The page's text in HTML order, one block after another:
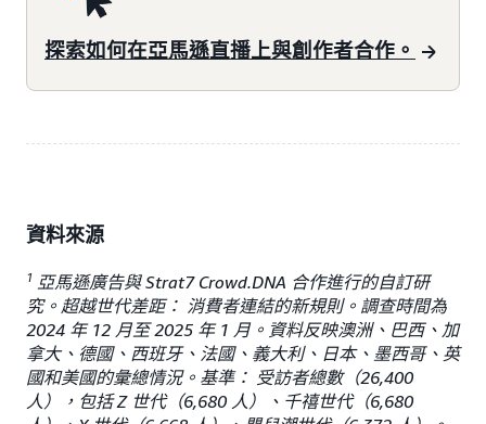
探索如何在亞馬遜直播上與創作者合作。
資料來源
1 亞馬遜廣告與 Strat7 Crowd.DNA 合作進行的自訂研
究。超越世代差距： 消費者連結的新規則。調查時間為
2024 年 12 月至 2025 年 1 月。資料反映澳洲、巴西、加
拿大、德國、西班牙、法國、義大利、日本、墨西哥、英
國和美國的彙總情況。基準： 受訪者總數（26,400
人），包括 Z 世代（6,680 人）、千禧世代（6,680